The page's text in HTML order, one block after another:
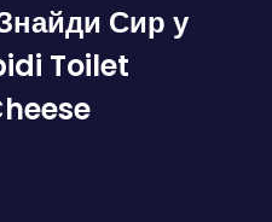
Сир у
Toilet